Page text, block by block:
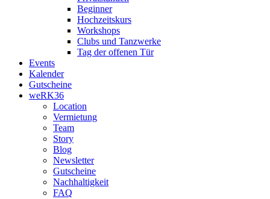
Beginner
Hochzeitskurs
Workshops
Clubs und Tanzwerke
Tag der offenen Tür
Events
Kalender
Gutscheine
weRK36
Location
Vermietung
Team
Story
Blog
Newsletter
Gutscheine
Nachhaltigkeit
FAQ